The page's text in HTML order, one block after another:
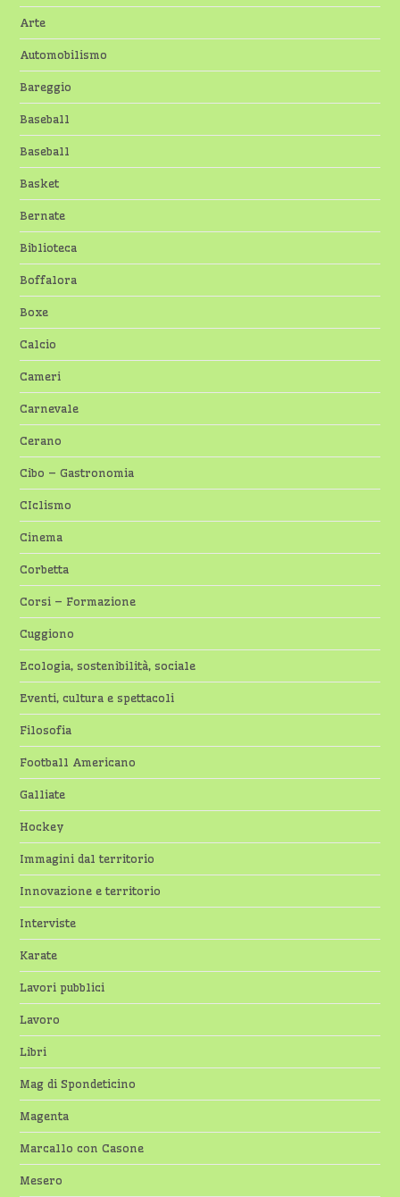
Arte
Automobilismo
Bareggio
Baseball
Baseball
Basket
Bernate
Biblioteca
Boffalora
Boxe
Calcio
Cameri
Carnevale
Cerano
Cibo – Gastronomia
CIclismo
Cinema
Corbetta
Corsi – Formazione
Cuggiono
Ecologia, sostenibilità, sociale
Eventi, cultura e spettacoli
Filosofia
Football Americano
Galliate
Hockey
Immagini dal territorio
Innovazione e territorio
Interviste
Karate
Lavori pubblici
Lavoro
Libri
Mag di Spondeticino
Magenta
Marcallo con Casone
Mesero